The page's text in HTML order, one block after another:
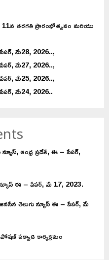
తరగతి ప్రారంభోత్సవం మరియు
మే28, 2026..,
మే27, 2026..,
మే25, 2026..,
మే24, 2026..
ఆంధ్ర ప్రదేశ్, ఈ – పేపర్,
ఈ – పేపర్, మే 17, 2023.
జనసేన తెలుగు న్యూస్ ఈ – పేపర్, మే
పక్వాడ కార్యక్రమం